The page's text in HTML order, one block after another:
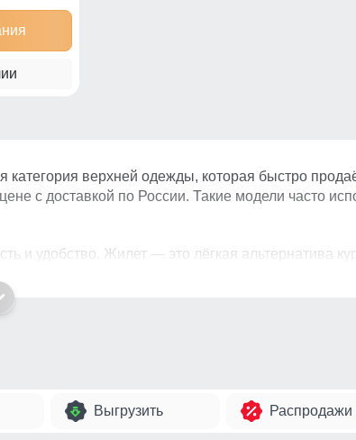
верхней одежды, которая быстро
с доставкой по России. Такие модели часто
и удобство. Жилет — это лёгкая альтернатива
движений. Это делает категорию массовой
Выгрузить Распродажи